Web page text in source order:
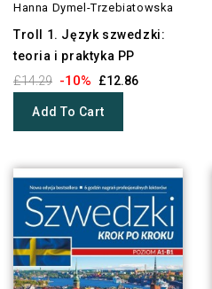
Hanna Dymel-Trzebiatowska
Troll 1. Język szwedzki:
teoria i praktyka PP
£14.29 -10% £12.86
Add To Cart